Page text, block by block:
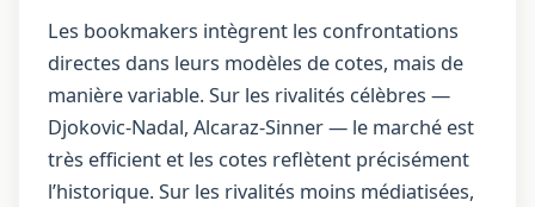
Les bookmakers intègrent les confrontations
directes dans leurs modèles de cotes, mais de
manière variable. Sur les rivalités célèbres —
Djokovic-Nadal, Alcaraz-Sinner — le marché est
très efficient et les cotes reflètent précisément
l’historique. Sur les rivalités moins médiatisées,